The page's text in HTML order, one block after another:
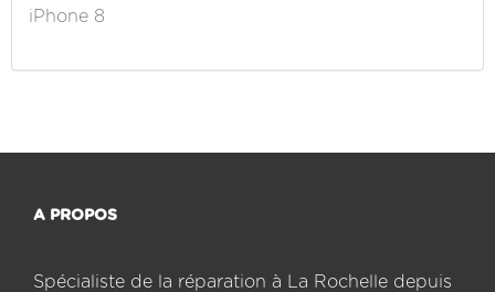
iPhone 8
A PROPOS
Spécialiste de la réparation à La Rochelle depuis